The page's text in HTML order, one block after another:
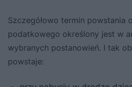
Szczegółowo termin powstania
podatkowego określony jest w
wybranych postanowień. I tak
powstaje: